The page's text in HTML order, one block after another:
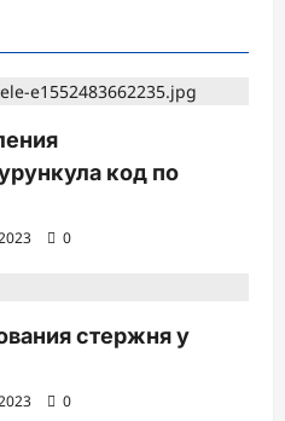
код по
0
стержня у
0